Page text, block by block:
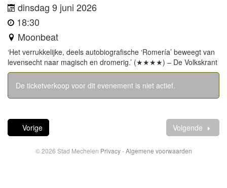
dinsdag 9 juni 2026
18:30
Moonbeat
‘Het verrukkelijke, deels autobiografische ‘Romería’ beweegt van
levensecht naar magisch en dromerig.’ (★★★★) – De Volkskrant
De ticketverkoop voor dit evenement is niet actief.
Vorige Volgende
© 2026 Stad Mechelen Privacy-Algemene voorwaarden